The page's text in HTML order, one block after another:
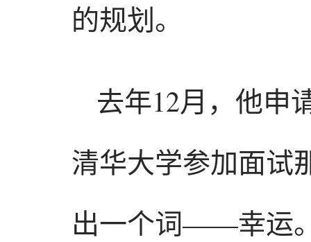
的规划。
去年12月，他申
清华大学参加面试
出一个词——幸运